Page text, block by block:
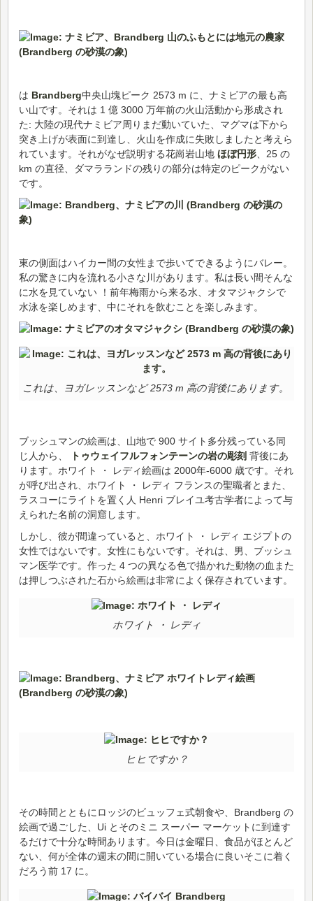
は Brandberg中央山塊ピーク 2573 m に、ナミビアの最も高
い山です。それは 1 億 3000 万年前の火山活動から形成され
た: 大陸の現代ナミビア周りまだ動いていた、マグマは下から
突き上げが表面に到達し、火山を作成に失敗しましたと考えら
れています。それがなぜ説明する花崗岩山地 ほぼ円形、25 の
km の直径、ダマラランドの残りの部分は特定のピークがない
です。
東の側面はハイカー間の女性まで歩いてできるようにバレー。
私の驚きに内を流れる小さな川があります。私は長い間そんな
に水を見ていない ！前年梅雨から来る水、オタマジャクシで
水泳を楽しめます、中にそれを飲むことを楽しみます。
これは、ヨガレッスンなど 2573 m 高の背後にあります。
ブッシュマンの絵画は、山地で 900 サイト多分残っている同
じ人から、
トゥウェイフルフォンテーンの岩の彫刻 背後にあ
ります。ホワイト ・ レディ絵画は 2000年-6000 歳です。それ
が呼び出され、ホワイト ・ レディ フランスの聖職者とまた、
ラスコーにライトを置く人 Henri ブレイユ考古学者によって与
えられた名前の洞窟します。
しかし、彼が間違っていると、ホワイト ・ レディ エジプトの
女性ではないです。女性にもないです。それは、男、ブッシュ
マン医学です。作った 4 つの異なる色で描かれた動物の血また
は押しつぶされた石から絵画は非常によく保存されています。
ホワイト ・ レディ
ヒヒですか？
その時間とともにロッジのビュッフェ式朝食や、Brandberg の
絵画で過ごした、Ui とそのミニ スーパー マーケットに到達す
るだけで十分な時間あります。今日は金曜日、食品がほとんど
ない、何が全体の週末の間に開いている場合に良いそこに着く
だろう前 17 に。